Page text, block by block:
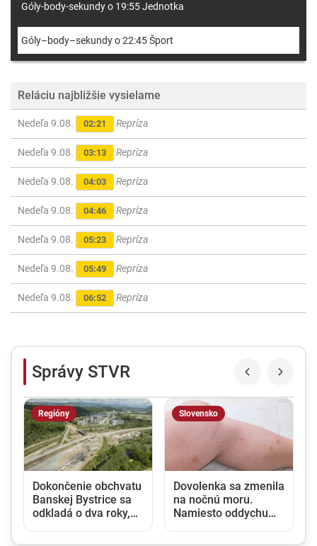
Góly-body-sekundy o 19:55 Jednotka
Góly–body–sekundy o 22:45 Šport
Reláciu najbližšie vysielame
Nedeľa 9.08. 02:21 Repríza
Nedeľa 9.08. 03:13 Repríza
Nedeľa 9.08. 04:03 Repríza
Nedeľa 9.08. 04:46 Repríza
Nedeľa 9.08. 05:23 Repríza
Nedeľa 9.08. 05:49 Repríza
Nedeľa 9.08. 06:52 Repríza
Správy STVR
Regióny
Dokončenie obchvatu
Banskej Bystrice sa
odkladá o dva roky,
Slovensko
Dovolenka sa zmenila
na nočnú moru.
Namiesto oddychu